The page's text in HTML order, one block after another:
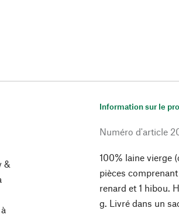
&
Information sur le
Numéro d'article
100% laine vierge
pièces comprenant
renard et 1 hibou.
g. Livré dans un